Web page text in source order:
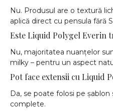
Nu. Produsul are o textură
aplică direct cu pensula fără
Este Liquid Polygel Everin
Nu, majoritatea nuanțelor
milky – pentru un aspect
Pot face extensii cu Liquid
Da, se poate folosi pe
complete.